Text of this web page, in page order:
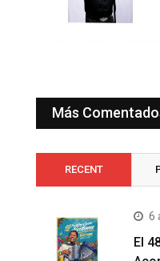
Más
RECENT
6
El